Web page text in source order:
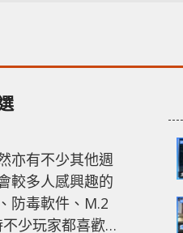
亦有不少其他週
較多人感興趣的
防毒軟件、M.2